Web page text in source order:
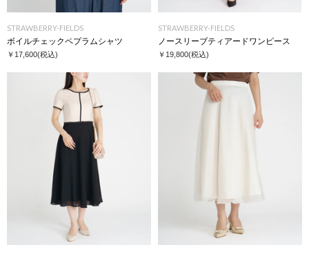
STRAWBERRY-FIELDS
ボイルチェックペプラムシャツ
￥17,600(税込)
STRAWBERRY-FIELDS
ノースリーブティアードワンピース
￥19,800(税込)